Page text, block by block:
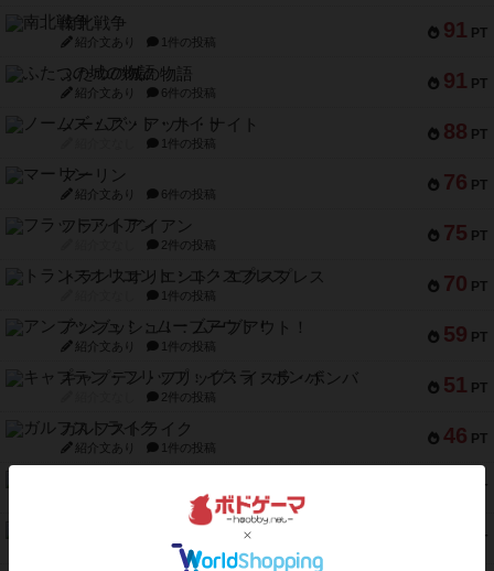
91 PT
南北戦争
紹介文あり 1件の投稿
91 PT
ふたつの城の物語
紹介文あり 6件の投稿
88 PT
ノームズ・アット・ナイト
1件の投稿
76 PT
マーリン
紹介文あり 6件の投稿
75 PT
フラットアイアン
2件の投稿
70 PT
トランスオリエント・エクスプレス
1件の投稿
59 PT
アンブッシュ！：ムーブアウト！
紹介文あり 1件の投稿
51 PT
キャプテン・フリップ：イスラ・ボンバ
2件の投稿
46 PT
ガルフストライク
紹介文あり 1件の投稿
PT
8件の投稿
PT
12件の投稿